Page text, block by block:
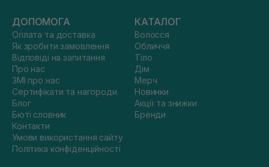
ДОПОМОГА
Оплата та доставка
Як зробити замовлення
Відповіді на запитання
Про нас
ЗМІ про нас
Сертифікати та нагороди
Блог
Бюті словник
Контакти
Умови використання сайту
Політика конфіденційності
КАТАЛОГ
Волосся
Обличчя
Тіло
Дім
Мерч
Новинки
Акції та знижки
Бренди